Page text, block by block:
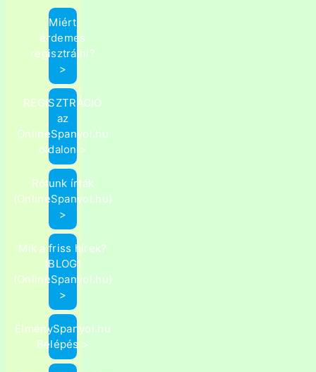
Miért
érdemes
regisztrálni?
>
REGISZTRÁCIÓ
az
OnlineSpanyol.hu
oldalon >
Rólunk írták
(OnlineSpanyol.hu)
>
Mik a friss hírek?
(BLOG)
(OnlineSpanyol.hu)
>
ÉlménySpanyol.hu
Belépés >